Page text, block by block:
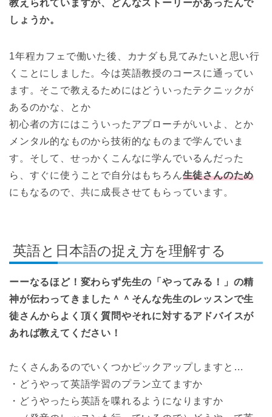
教えられていますが、どんなストーリーがあったんで
しょうか。
1年程カフェで働いた後、カナダも見てみたいと思い行
くことにしました。今は英語教授のコースに通ってい
ます。そこで教えるためにはどういったテクニックが
あるのかな、とか
初心者の方にはこういったアプローチがいいよ、とか
メンタル的なものから技術的なものまで学んでいま
す。そして、せっかくこんなに学んでいるんだった
ら、すぐに使うことで自分はもちろん生徒さんのため
にもなるので、共に成長させてもらっています。
英語と日本語の捉え方を理解する
ーーなるほど！変わらず先生の「やってみる！」の精
神が伝わってきました＾＾そんな先生のレッスンで生
徒さんからよく頂く質問やそれに対するアドバイスが
あれば教えてください！
たくさんあるのでいくつかピックアップしますと…
・どうやって英語学習のプラン立てますか
・どうやったら英語を喋れるようになりますか